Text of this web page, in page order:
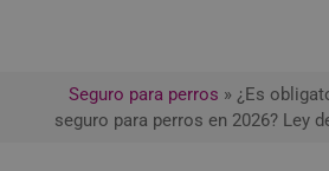
Seguro para perros » ¿Es
seguro para perros en 2026? Ley